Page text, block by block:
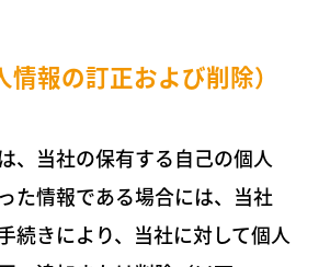
報の訂正および削除）
、当社の保有する自己の個人
た情報である場合には、当社
続きにより、当社に対して個人